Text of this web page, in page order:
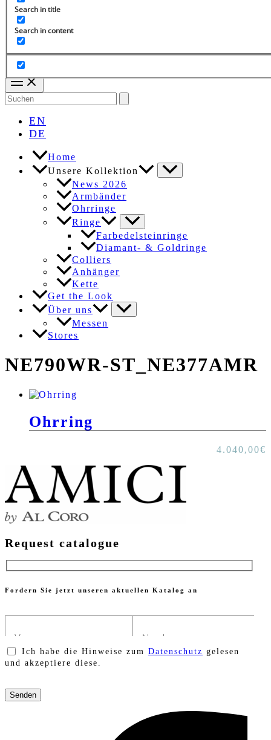
Search in title
Search in content
Search
for:
EN
DE
Home
Unsere Kollektion
News 2026
Armbänder
Ohrringe
Ringe
Farbedelsteinringe
Diamant- & Goldringe
Colliers
Anhänger
Kette
Get the Look
Über uns
Messen
Stores
NE790WR-ST_NE377AMR
Ohrring
4.040,00€
Request catalogue
Fordern Sie jetzt unseren aktuellen Katalog an
Ich habe die Hinweise zum Datenschutz gelesen
und akzeptiere diese.
lasse